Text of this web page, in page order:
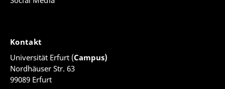
Kontakt
Universität Erfurt (Campus)
Nordhäuser Str. 63
99089 Erfurt